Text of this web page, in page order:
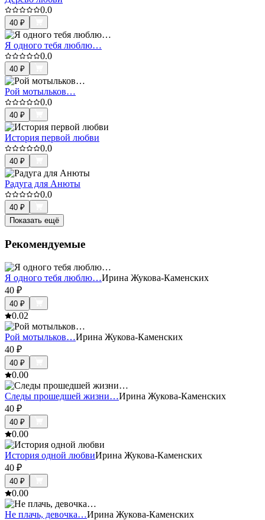
0.0
40 ₽
Я одного тебя люблю…
0.0
40 ₽
Рой мотыльков…
0.0
40 ₽
История первой любви
0.0
40 ₽
Радуга для Анюты
0.0
40 ₽
Показать ещё
Рекомендуемые
Я одного тебя люблю…Ирина Жукова-Каменских
40 ₽
40 ₽
0.02
Рой мотыльков…Ирина Жукова-Каменских
40 ₽
40 ₽
0.00
Следы прошедшей жизни…Ирина Жукова-Каменских
40 ₽
40 ₽
0.00
История одной любвиИрина Жукова-Каменских
40 ₽
40 ₽
0.00
Не плачь, девочка…Ирина Жукова-Каменских